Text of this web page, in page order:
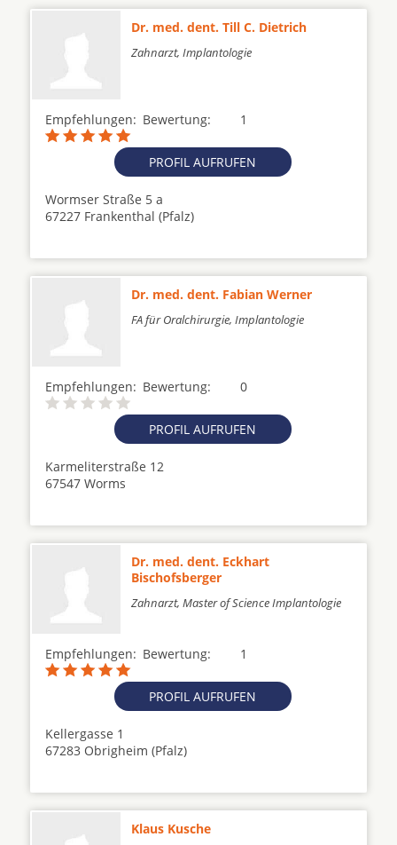
Dr. med. dent. Till C. Dietrich
Zahnarzt, Implantologie
Empfehlungen: 1
Bewertung:
PROFIL AUFRUFEN
Wormser Straße 5 a
67227 Frankenthal (Pfalz)
Dr. med. dent. Fabian Werner
FA für Oralchirurgie, Implantologie
Empfehlungen: 0
Bewertung:
PROFIL AUFRUFEN
Karmeliterstraße 12
67547 Worms
Dr. med. dent. Eckhart
Bischofsberger
Zahnarzt, Master of Science Implantologie
Empfehlungen: 1
Bewertung:
PROFIL AUFRUFEN
Kellergasse 1
67283 Obrigheim (Pfalz)
Klaus Kusche